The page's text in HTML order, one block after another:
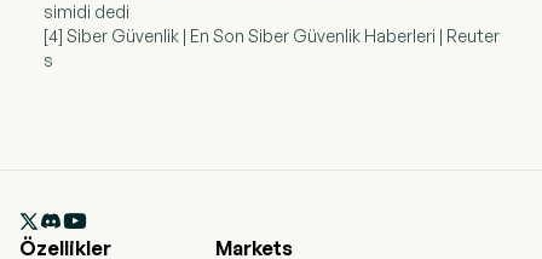
simidi dedi
[4] Siber Güvenlik | En Son Siber Güvenlik Haberleri | Reuter
s

Özellikler
Markets